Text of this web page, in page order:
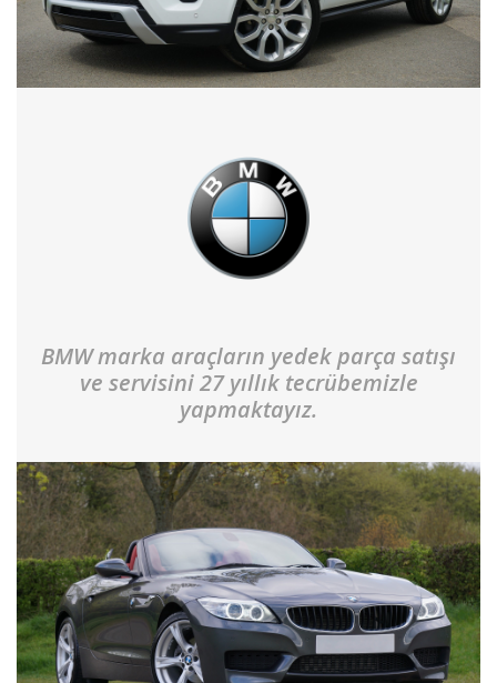
BMW marka araçların yedek parça satışı
ve servisini 27 yıllık tecrübemizle
yapmaktayız.